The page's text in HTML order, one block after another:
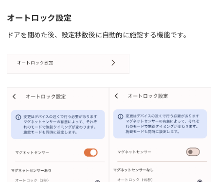
オートロック設定
ドアを閉めた後、設定秒数後に自動的に施錠する機能です。